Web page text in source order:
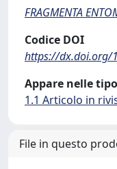
FRAGMENTA
Codice DOI
https://dx.doi.org/
Appare nelle
1.1 Articolo in
File in questo